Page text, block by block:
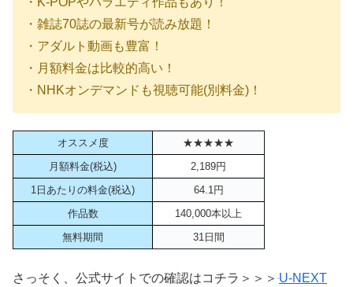
・雑誌70誌の最新号が読み放題！
・アダルト動画も豊富！
・月額料金は比較的高い！
・NHKオンデマンドも視聴可能(別料金)！
オススメ度
★★★★★
月額料金(税込)
2,189円
1日あたりの料金(税込)
64.1円
作品数
140,000本以上
無料期間
31日間
さっそく、公式サイトでの確認はコチラ＞＞＞ U-NEXT